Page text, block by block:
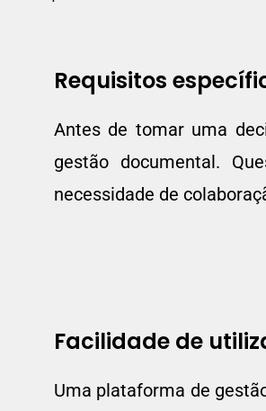
Requisitos
Antes de tomar uma
gestão documental.
necessidade de
Facilidade de
Uma plataforma de